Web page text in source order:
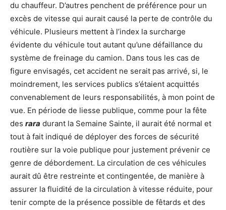
du chauffeur. D’autres penchent de préférence pour un
excès de vitesse qui aurait causé la perte de contrôle du
véhicule. Plusieurs mettent à l’index la surcharge
évidente du véhicule tout autant qu’une défaillance du
système de freinage du camion. Dans tous les cas de
figure envisagés, cet accident ne serait pas arrivé, si, le
moindrement, les services publics s’étaient acquittés
convenablement de leurs responsabilités, à mon point de
vue. En période de liesse publique, comme pour la fête
des rara durant la Semaine Sainte, il aurait été normal et
tout à fait indiqué de déployer des forces de sécurité
routière sur la voie publique pour justement prévenir ce
genre de débordement. La circulation de ces véhicules
aurait dû être restreinte et contingentée, de manière à
assurer la fluidité de la circulation à vitesse réduite, pour
tenir compte de la présence possible de fêtards et des